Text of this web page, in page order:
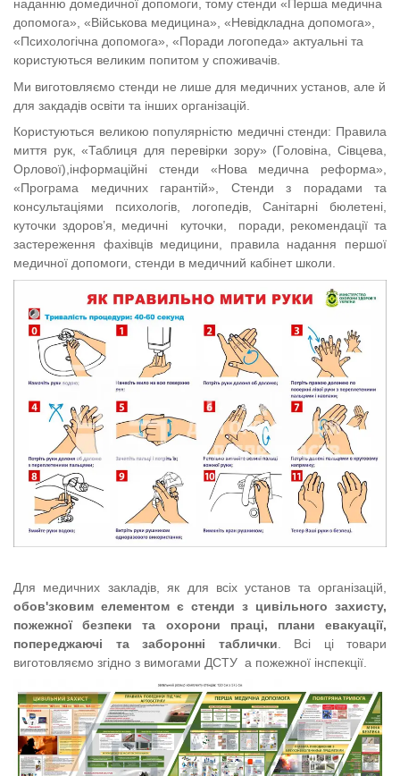
наданню домедичної допомоги, тому стенди «Перша медична
допомога», «Військова медицина», «Невідкладна допомога»,
«Психологічна допомога» , «Поради логопеда» актуальні та
користуються великим попитом у споживачів.
Ми виготовляємо стенди не лише для медичних установ, але й
для закдадів освіти та інших організацій.
Користуються великою популярністю медичні стенди: Правила
миття рук, «Таблиця для перевірки зору» (Головіна, Сівцева,
Орлової),інформаційні стенди «Нова медична реформа»,
«Програма медичних гарантій»
Стенди з порадами та
консультаціями психологів, логопедів, Санітарні бюлетені,
куточки здоров’я,
медичні куточки, поради, рекомендації та
застереження фахівців медицини, правила надання першої
медичної допомоги, стенди в медичний кабінет школи.
Для медичних закладів, як для всіх установ та організацій,
обов'зковим елементом є стенди з цивільного захисту,
пожежної безпеки та охорони праці, плани евакуації,
попереджаючі та заборонні таблички . Всі ці товари
виготовляємо згідно з вимогами ДСТУ а пожежної інспекції.